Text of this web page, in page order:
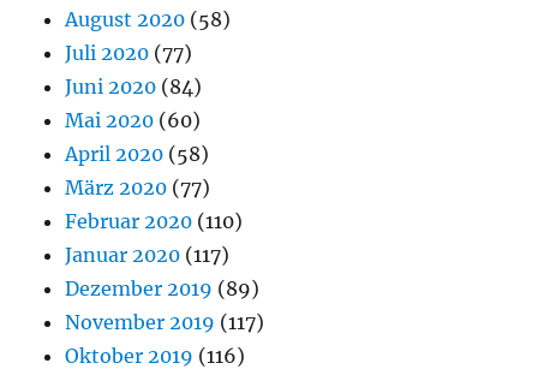
August 2020 (58)
Juli 2020 (77)
Juni 2020 (84)
Mai 2020 (60)
April 2020 (58)
März 2020 (77)
Februar 2020 (110)
Januar 2020 (117)
Dezember 2019 (89)
November 2019 (117)
Oktober 2019 (116)